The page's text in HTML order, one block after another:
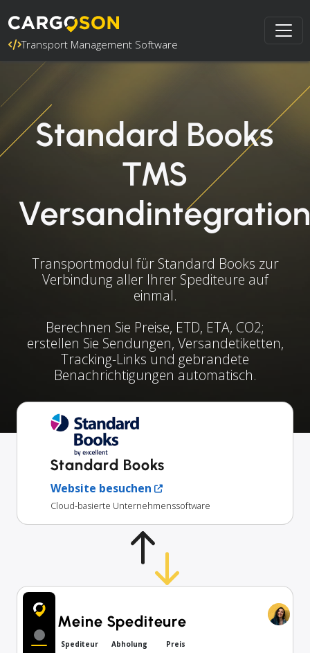
Transport Management Software
Standard Books
TMS
Transportmodul für Standard Books zur
Verbindung aller Ihrer Spediteure auf
einmal.
Berechnen Sie Preise, ETD, ETA, CO2;
erstellen Sie Sendungen, Versandetiketten,
Tracking-Links und gebrandete
Benachrichtigungen automatisch.
Standard Books
Website besuchen
Cloud-basierte Unternehmenssoftware
Meine Spediteure
Spediteur Abholung Preis